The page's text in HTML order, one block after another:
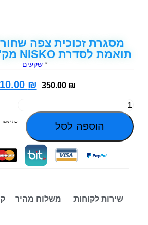
תואמת לסדרת NISKO מק"ט 37671526
* שקעים
350.00₪
₪
הוספה לסל שתף מוצר
שירות לקוחות משלוח מהיר